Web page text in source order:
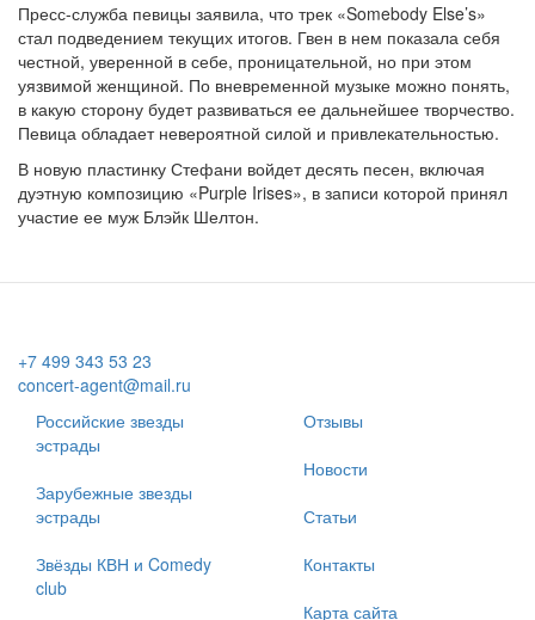
Пресс-служба певицы заявила, что трек «Somebody Else’s»
стал подведением текущих итогов. Гвен в нем показала себя
честной, уверенной в себе, проницательной, но при этом
уязвимой женщиной. По вневременной музыке можно понять,
в какую сторону будет развиваться ее дальнейшее творчество.
Певица обладает невероятной силой и привлекательностью.
В новую пластинку Стефани войдет десять песен, включая
дуэтную композицию «Purple Irises», в записи которой принял
участие ее муж Блэйк Шелтон.
+7 499 343 53 23
concert-agent@mail.ru
Российские звезды
эстрады
Зарубежные звезды
эстрады
Звёзды КВН и Comedy
club
Отзывы
Новости
Статьи
Контакты
Карта сайта